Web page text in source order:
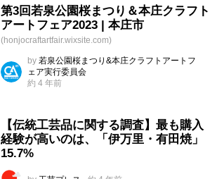
第3回若泉公園桜まつり＆本庄クラフト
アートフェア2023 | 本庄市
(honjocraftartfair.wixsite.com)
by 若泉公園桜まつり&本庄クラフトアートフ
ェア実行委員会
約 4 年前
【伝統工芸品に関する調査】最も購入
経験が高いのは、「伊万里・有田焼」
15.7%